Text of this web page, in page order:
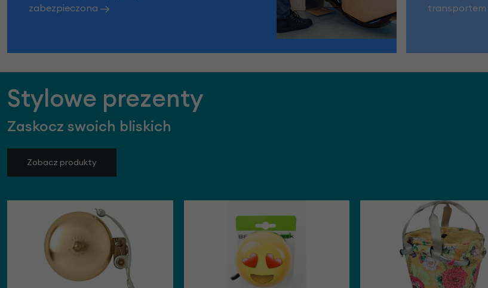
zabezpieczona
transportem
Stylowe prezenty
Zaskocz swoich bliskich
Zobacz produkty